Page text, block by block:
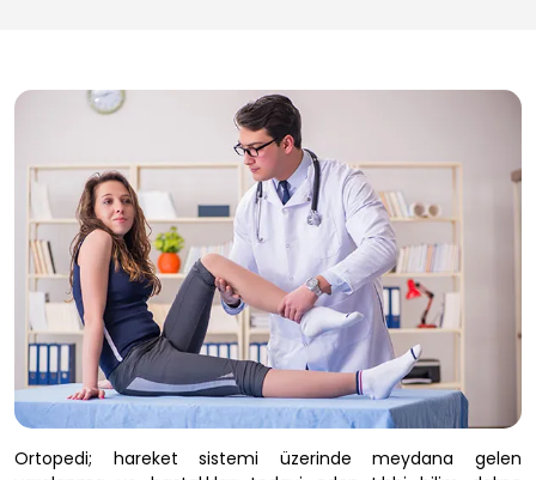
Ortopedi; hareket sistemi üzerinde meydana gelen